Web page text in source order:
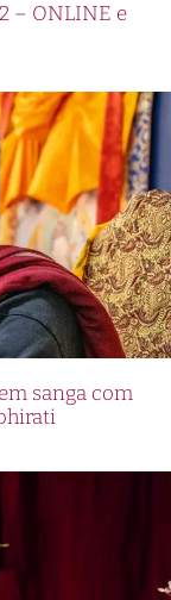
– ONLINE e
sanga com